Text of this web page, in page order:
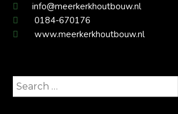
info@meerkerkhoutbouw.nl
0184-670176
www.meerkerkhoutbouw.nl
Search
for: